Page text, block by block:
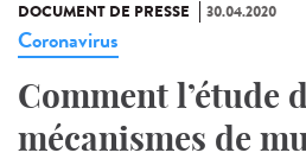
DOCUMENT DE PRESSE 30.04.2020
Coronavirus
Comment l’étude
mécanismes de